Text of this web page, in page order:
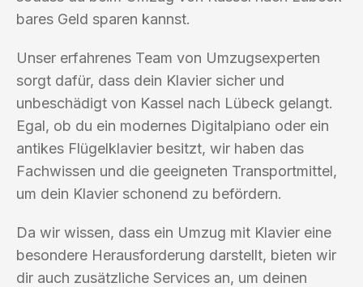
bares Geld sparen kannst.
Unser erfahrenes Team von Umzugsexperten
sorgt dafür, dass dein Klavier sicher und
unbeschädigt von Kassel nach Lübeck gelangt.
Egal, ob du ein modernes Digitalpiano oder ein
antikes Flügelklavier besitzt, wir haben das
Fachwissen und die geeigneten Transportmittel,
um dein Klavier schonend zu befördern.
Da wir wissen, dass ein Umzug mit Klavier eine
besondere Herausforderung darstellt, bieten wir
dir auch zusätzliche Services an, um deinen